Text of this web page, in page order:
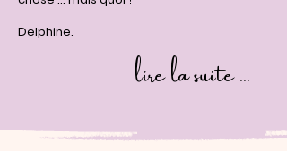
Delphine.
lire la suite ...